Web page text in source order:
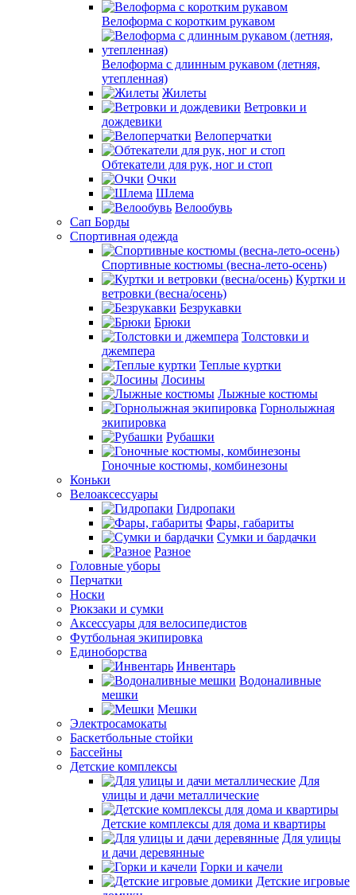
Велоформа с коротким рукавом
Велоформа с длинным рукавом (летняя,
утепленная)
Жилеты
Ветровки и
дождевики
Велоперчатки
Обтекатели для рук, ног и стоп
Очки
Шлема
Велообувь
Сап Борды
Спортивная одежда
Спортивные костюмы (весна-лето-осень)
Куртки и
ветровки (весна/осень)
Безрукавки
Брюки
Толстовки и
джемпера
Теплые куртки
Лосины
Лыжные костюмы
Горнолыжная
экипировка
Рубашки
Гоночные костюмы, комбинезоны
Коньки
Велоаксессуары
Гидропаки
Фары, габариты
Сумки и бардачки
Разное
Головные уборы
Перчатки
Носки
Рюкзаки и сумки
Аксессуары для велосипедистов
Футбольная экипировка
Единоборства
Инвентарь
Водоналивные
мешки
Мешки
Электросамокаты
Баскетбольные стойки
Бассейны
Детские комплексы
Для
улицы и дачи металлические
Детские комплексы для дома и квартиры
Для улицы
и дачи деревянные
Горки и качели
Детские игровые